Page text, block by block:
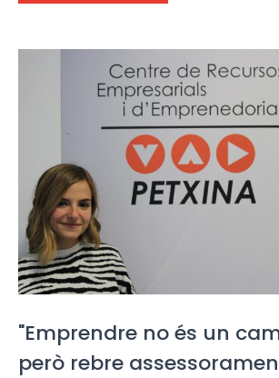
"Emprendre no és un
però rebre